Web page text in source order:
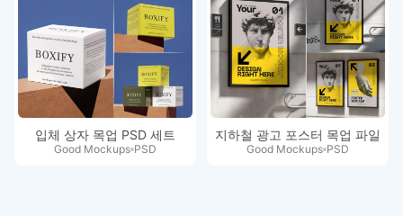
입체 상자 목업 PSD 세트
Good Mockups PSD
지하철 광고 포스터 목업 파일
Good Mockups PSD